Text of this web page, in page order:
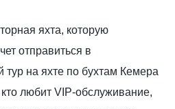
яхта, которую
отправиться в
тур на яхте по бухтам Кемера
любит VIP-обслуживание,